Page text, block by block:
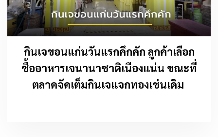
กินเจขอนแก่นวันแรกคึกคัก ลูกค้าเลือก
ซื้ออาหารเจนานาชาติเนืองแน่น ขณะที่
ตลาดจัดเต็มกินเจแจกทองเช่นเดิม